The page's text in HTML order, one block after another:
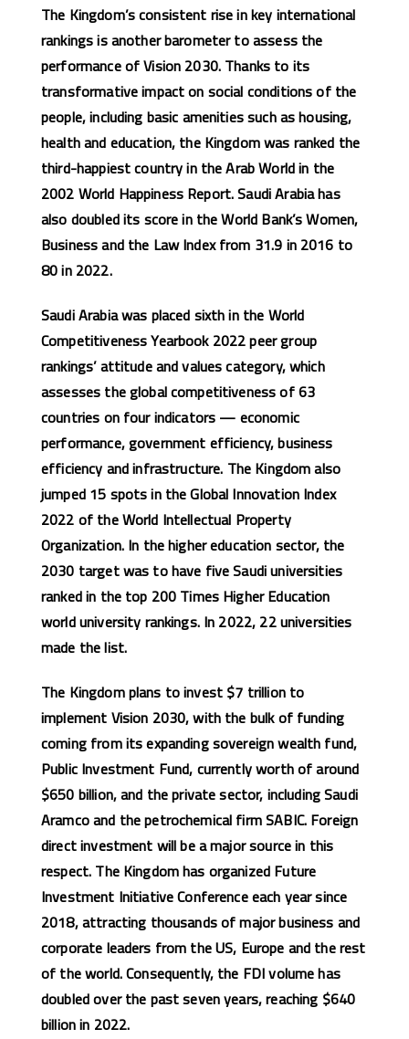
The Kingdom’s consistent rise in key international
rankings is another barometer to assess the
performance of Vision 2030. Thanks to its
transformative impact on social conditions of the
people, including basic amenities such as housing,
health and education, the Kingdom was ranked the
third-happiest country in the Arab World in the
2002 World Happiness Report. Saudi Arabia has
also doubled its score in the World Bank’s Women,
Business and the Law Index from 31.9 in 2016 to
80 in 2022.
Saudi Arabia was placed sixth in the World
Competitiveness Yearbook 2022 peer group
rankings’ attitude and values category, which
assesses the global competitiveness of 63
countries on four indicators — economic
performance, government efficiency, business
efficiency and infrastructure. The Kingdom also
jumped 15 spots in the Global Innovation Index
2022 of the World Intellectual Property
Organization. In the higher education sector, the
2030 target was to have five Saudi universities
ranked in the top 200 Times Higher Education
world university rankings. In 2022, 22 universities
made the list.
The Kingdom plans to invest $7 trillion to
implement Vision 2030, with the bulk of funding
coming from its expanding sovereign wealth fund,
Public Investment Fund, currently worth of around
$650 billion, and the private sector, including Saudi
Aramco and the petrochemical firm SABIC. Foreign
direct investment will be a major source in this
respect. The Kingdom has organized Future
Investment Initiative Conference each year since
2018, attracting thousands of major business and
corporate leaders from the US, Europe and the rest
of the world. Consequently, the FDI volume has
doubled over the past seven years, reaching $640
billion in 2022.